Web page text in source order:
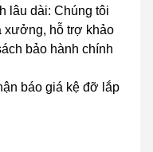
lâu dài: Chúng tôi
xưởng, hỗ trợ khảo
bảo hành chính
báo giá kệ đỡ lắp